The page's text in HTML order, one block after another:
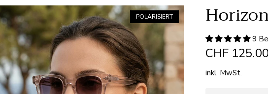
POLARISIERT
9
CHF 125.00
inkl. MwSt.